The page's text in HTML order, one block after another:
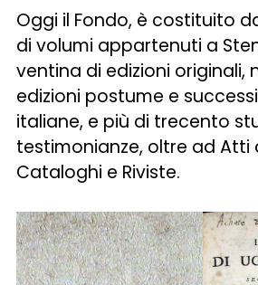
Oggi il Fondo, è costituito
di volumi appartenuti a
ventina di edizioni originali,
edizioni postume e
italiane, e più di trecento
testimonianze, oltre ad Atti
Cataloghi e Riviste.